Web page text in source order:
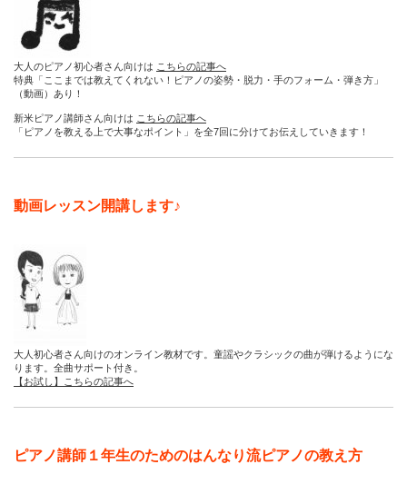
大人のピアノ初心者さん向けは こちらの記事へ
特典「ここまでは教えてくれない！ピアノの姿勢・脱力・手のフォーム・弾き方」
（動画）あり！
新米ピアノ講師さん向けは こちらの記事へ
「ピアノを教える上で大事なポイント」を全7回に分けてお伝えしていきます！
動画レッスン開講します♪
大人初心者さん向けのオンライン教材です。童謡やクラシックの曲が弾けるようにな
ります。全曲サポート付き。
【お試し】こちらの記事へ
ピアノ講師１年生のためのはんなり流ピアノの教え方